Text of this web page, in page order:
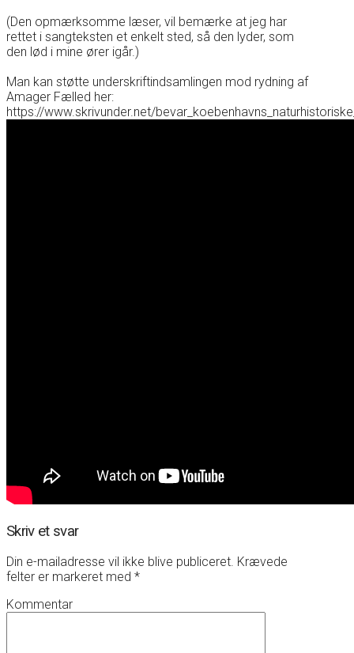
(Den opmærksomme læser, vil bemærke at jeg har
rettet i sangteksten et enkelt sted, så den lyder, som
den lød i mine ører igår.)
Man kan støtte underskriftindsamlingen mod rydning af
Amager Fælled her:
https://www.skrivunder.net/
Skriv et svar
Din e-mailadresse vil ikke blive publiceret. Krævede
felter er markeret med *
Kommentar